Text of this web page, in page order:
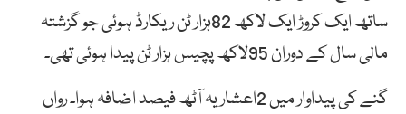
ساتھ ایک کروڑ ایک لاکھ 82ہزار ٹن ریکارڈ ہوئی جو گزشتہ
مالی سال کے دوران 95لاکھ پچیس ہزار ٹن پیدا ہوئی تھی۔
گنے کی پیداوار میں 2اعشاریہ آٹھ فیصد اضافہ ہوا۔ رواں